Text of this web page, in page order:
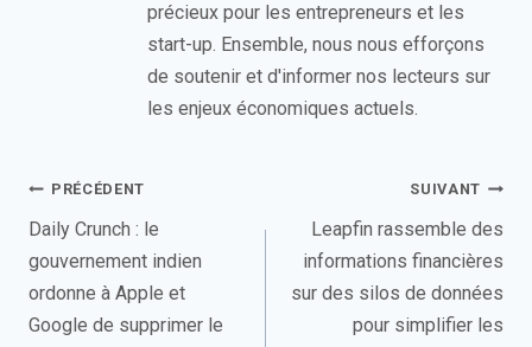
précieux pour les entrepreneurs et les
start-up. Ensemble, nous nous efforçons
de soutenir et d'informer nos lecteurs sur
les enjeux économiques actuels.
Navigation
de
l’article
PRÉCÉDENT
Daily Crunch : le
gouvernement indien
ordonne à Apple et
Google de supprimer le
SUIVANT
Leapfin rassemble des
informations financières
sur des silos de données
pour simplifier les